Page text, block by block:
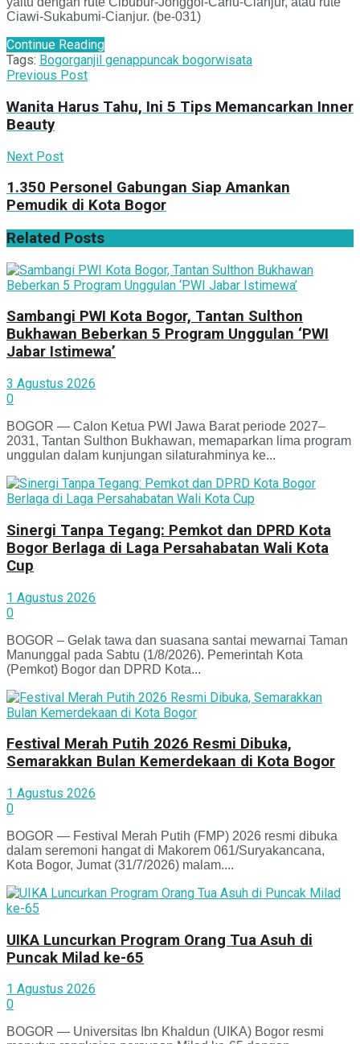
Ciawi-Sukabumi-Cianjur. (be-031)
Continue Reading
Tags: Bogorganjil genappuncak bogorwisata
Previous Post
Wanita Harus Tahu, Ini 5 Tips Memancarkan Inner
Beauty
Next Post
1.350 Personel Gabungan Siap Amankan
Pemudik di Kota Bogor
Related Posts
Sambangi PWI Kota Bogor, Tantan Sulthon
Bukhawan Beberkan 5 Program Unggulan ‘PWI
Jabar Istimewa’
3 Agustus 2026
0
BOGOR — Calon Ketua PWI Jawa Barat periode 2027–
2031, Tantan Sulthon Bukhawan, memaparkan lima program
unggulan dalam kunjungan silaturahminya ke...
Sinergi Tanpa Tegang: Pemkot dan DPRD Kota
Bogor Berlaga di Laga Persahabatan Wali Kota
Cup
1 Agustus 2026
0
BOGOR – Gelak tawa dan suasana santai mewarnai Taman
Manunggal pada Sabtu (1/8/2026). Pemerintah Kota
(Pemkot) Bogor dan DPRD Kota...
Festival Merah Putih 2026 Resmi Dibuka,
Semarakkan Bulan Kemerdekaan di Kota Bogor
1 Agustus 2026
0
BOGOR — Festival Merah Putih (FMP) 2026 resmi dibuka
dalam seremoni hangat di Makorem 061/Suryakancana,
Kota Bogor, Jumat (31/7/2026) malam....
UIKA Luncurkan Program Orang Tua Asuh di
Puncak Milad ke-65
1 Agustus 2026
0
BOGOR — Universitas Ibn Khaldun (UIKA) Bogor resmi